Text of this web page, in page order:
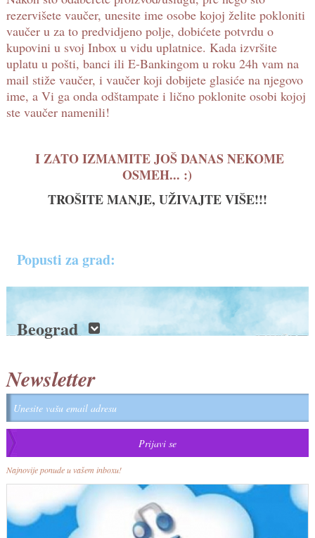
rezervišete vaučer, unesite ime osobe kojoj želite pokloniti
vaučer u za to predvidjeno polje, dobićete potvrdu o
kupovini u svoj Inbox u vidu uplatnice. Kada izvršite
uplatu u pošti, banci ili E-Bankingom u roku 24h vam na
mail stiže vaučer, i vaučer koji dobijete glasiće na njegovo
ime, a Vi ga onda odštampate i lično poklonite osobi kojoj
ste vaučer namenili!
I ZATO IZMAMITE JOŠ DANAS NEKOME
OSMEH... :)
TROŠITE MANJE, UŽIVAJTE VIŠE!!!
Popusti za grad:
Beograd
Newsletter
Najnovije ponude u vašem inboxu!